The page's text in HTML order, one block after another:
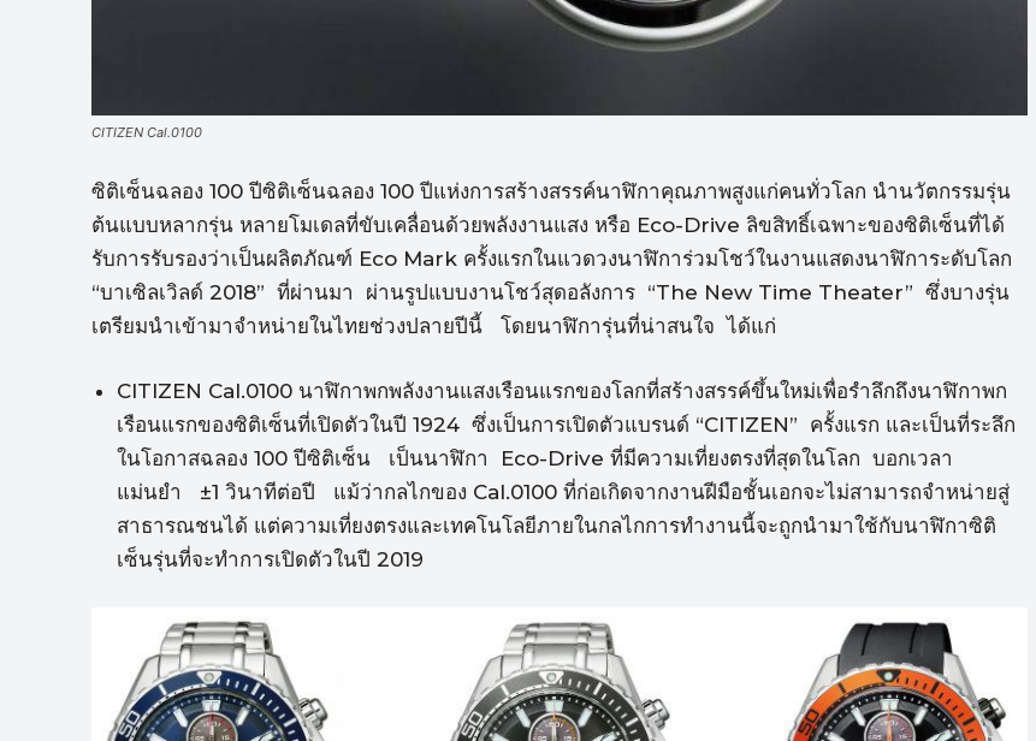
CITIZEN Cal.0100
ซิติเซ็นฉลอง 100 ปีซิติเซ็นฉลอง 100 ปีแห่งการสร้างสรรค์นาฬิกาคุณภาพสูงแก่คนทั่วโลก นำนวัตกรรมรุ่น
ต้นแบบหลากรุ่น หลายโมเดลที่ขับเคลื่อนด้วยพลังงานแสง หรือ Eco-Drive ลิขสิทธิ์เฉพาะของซิติเซ็นที่ได้
รับการรับรองว่าเป็นผลิตภัณฑ์ Eco Mark ครั้งแรกในแวดวงนาฬิการ่วมโชว์ในงานแสดงนาฬิการะดับโลก
“บาเซิลเวิลด์ 2018” ที่ผ่านมา ผ่านรูปแบบงานโชว์สุดอลังการ “The New Time Theater” ซึ่งบางรุ่น
เตรียมนำเข้ามาจำหน่ายในไทยช่วงปลายปีนี้ โดยนาฬิการุ่นที่น่าสนใจ ได้แก่
CITIZEN Cal.0100 นาฬิกาพกพลังงานแสงเรือนแรกของโลกที่สร้างสรรค์ขึ้นใหม่เพื่อรำลึกถึงนาฬิกาพก
เรือนแรกของซิติเซ็นที่เปิดตัวในปี 1924 ซึ่งเป็นการเปิดตัวแบรนด์ “CITIZEN” ครั้งแรก และเป็นที่ระลึก
ในโอกาสฉลอง 100 ปีซิติเซ็น เป็นนาฬิกา Eco-Drive ที่มีความเที่ยงตรงที่สุดในโลก บอกเวลา
แม่นยำ ±1 วินาทีต่อปี แม้ว่ากลไกของ Cal.0100 ที่ก่อเกิดจากงานฝีมือชั้นเอกจะไม่สามารถจำหน่ายสู่
สาธารณชนได้ แต่ความเที่ยงตรงและเทคโนโลยีภายในกลไกการทำงานนี้จะถูกนำมาใช้กับนาฬิกาซิติ
เซ็นรุ่นที่จะทำการเปิดตัวในปี 2019